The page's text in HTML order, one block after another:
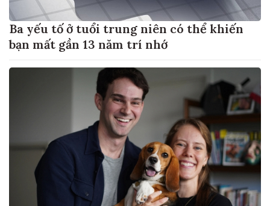
Ba yếu tố ở tuổi trung niên có thể khiến
bạn mất gần 13 năm trí nhớ